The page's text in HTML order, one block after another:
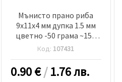
Мънисто прано риба
9x11x4 мм дупка 1.5 мм
цветно -50 грама ~150
броя
Код: 107431
0.90€/1.76 лв.